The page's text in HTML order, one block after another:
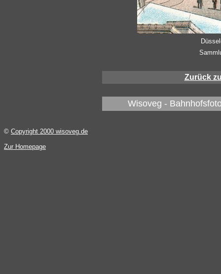
Zurück
Wisoveg -
© Copyright 2000 wisoveg.de
Zur Homepage